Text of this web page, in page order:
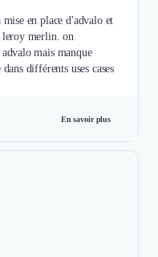
en place d'advalo et
leroy merlin. on
mais manque
différents uses cases
En savoir plus